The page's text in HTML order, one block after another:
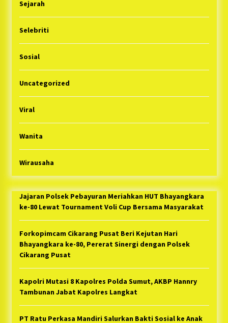
Sejarah
Selebriti
Sosial
Uncategorized
Viral
Wanita
Wirausaha
Jajaran Polsek Pebayuran Meriahkan HUT Bhayangkara
ke-80 Lewat Tournament Voli Cup Bersama Masyarakat
Forkopimcam Cikarang Pusat Beri Kejutan Hari
Bhayangkara ke-80, Pererat Sinergi dengan Polsek
Cikarang Pusat
Kapolri Mutasi 8 Kapolres Polda Sumut, AKBP Hannry
Tambunan Jabat Kapolres Langkat
PT Ratu Perkasa Mandiri Salurkan Bakti Sosial ke Anak